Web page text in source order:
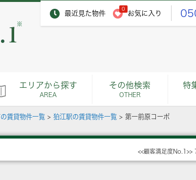
最近見た物件
0
お気に入り
※
エリアから探す
AREA
その他検索
OTHER
特
賃貸物件一覧 > 狛江駅の賃貸物件一覧 > 第一前原コーポ
<<顧客満足度No.1>>